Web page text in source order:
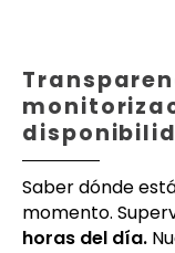
Saber dónde
momento.
horas del día.